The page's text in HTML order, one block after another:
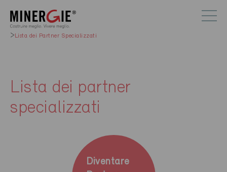
Lista dei Partner Specializzati
Lista dei partner
specializzati
Diventare